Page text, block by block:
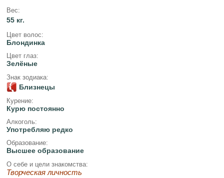
Вес:
55 кг.
Цвет волос:
Блондинка
Цвет глаз:
Зелёные
Знак зодиака:
Близнецы
Курение:
Курю постоянно
Алкоголь:
Употребляю редко
Образование:
Высшее образование
О себе и цели знакомства:
Творческая личность